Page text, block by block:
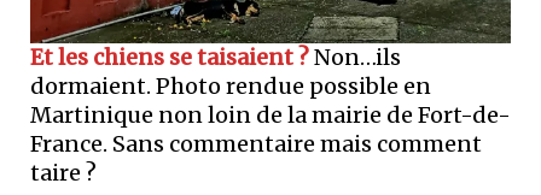
Et les chiens se taisaient ?Non…ils
dormaient. Photo rendue possible en
Martinique non loin de la mairie de Fort-de-
France. Sans commentaire mais comment
taire ?